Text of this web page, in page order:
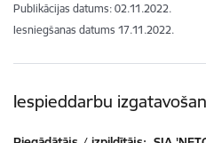
Publikācijas datums: 02.11.2022.
Iesniegšanas datums 17.11.2022.
Iespieddarbu